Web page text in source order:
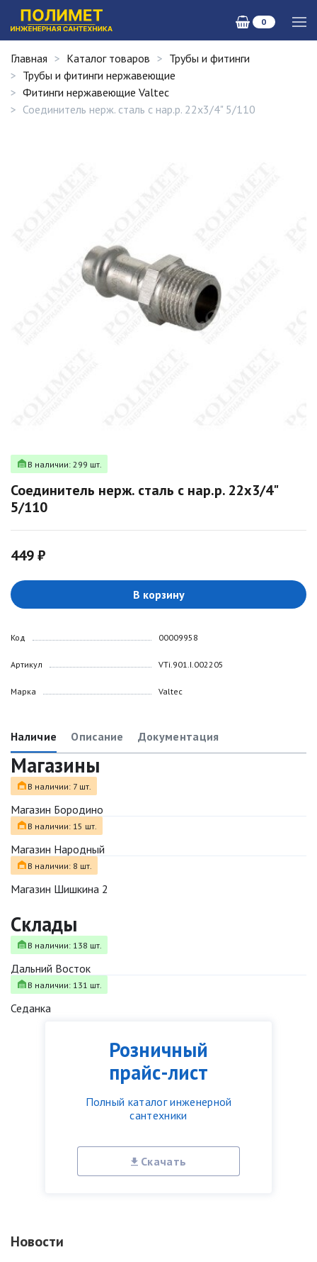
0
Розничный
прайс-лист
Полный каталог инженерной
сантехники
Скачать
Новости
Главная Каталог товаров
Трубы и фитинги
Трубы и фитинги нержавеющие
Фитинги нержавеющие Valtec
Соединитель нерж. сталь с нар.р. 22х3/4" 5/110
В наличии: 299 шт.
Соединитель нерж. сталь с нар.р. 22х3/4"
5/110
449 ₽
В корзину
Код
Артикул
Марка
00009958
VTi.901.I.002205
Valtec
Наличие Описание Документация
Магазины
В наличии: 7 шт.
Магазин Бородино
В наличии: 15 шт.
Магазин Народный
В наличии: 8 шт.
Магазин Шишкина 2
Склады
В наличии: 138 шт.
Дальний Восток
В наличии: 131 шт.
Седанка